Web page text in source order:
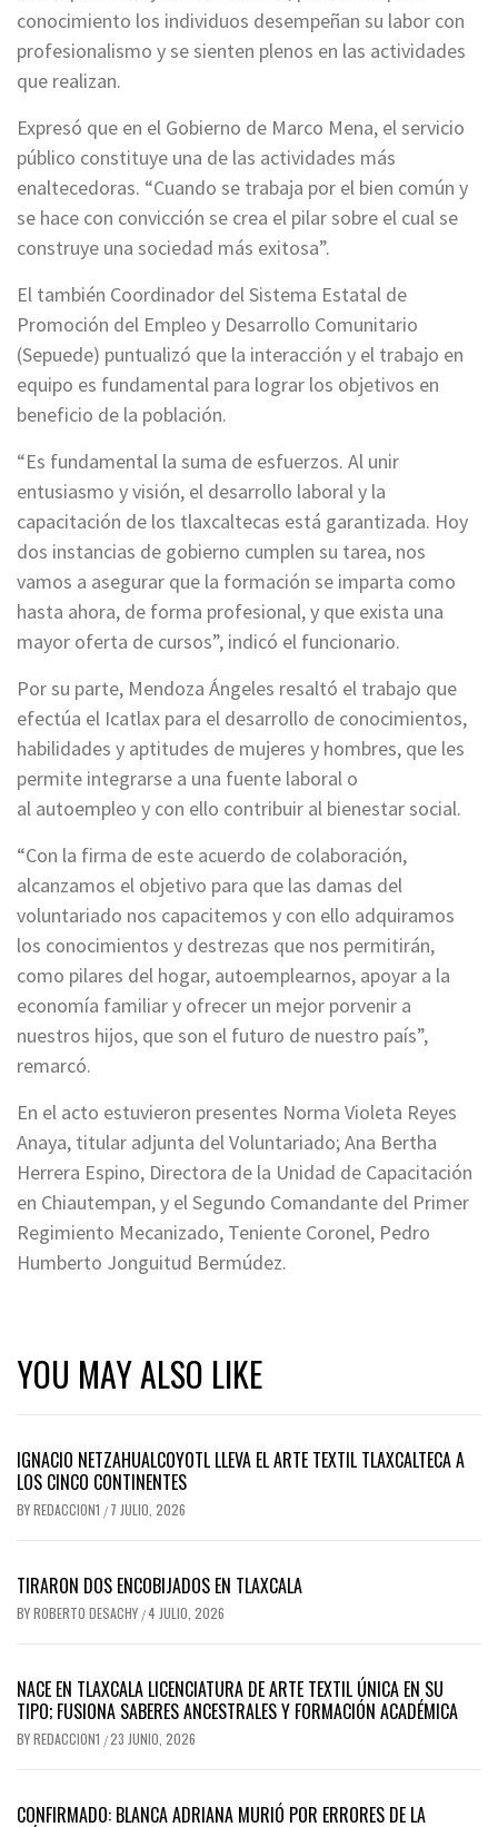
conocimiento los individuos desempeñan su labor con
profesionalismo y se sienten plenos en las actividades
que realizan.
Expresó que en el Gobierno de Marco Mena, el servicio
público constituye una de las actividades más
enaltecedoras. “Cuando se trabaja por el bien común y
se hace con convicción se crea el pilar sobre el cual se
construye una sociedad más exitosa”.
El también Coordinador del Sistema Estatal de
Promoción del Empleo y Desarrollo Comunitario
(Sepuede) puntualizó que la interacción y el trabajo en
equipo es fundamental para lograr los objetivos en
beneficio de la población.
“Es fundamental la suma de esfuerzos. Al unir
entusiasmo y visión, el desarrollo laboral y la
capacitación de los tlaxcaltecas está garantizada. Hoy
dos instancias de gobierno cumplen su tarea, nos
vamos a asegurar que la formación se imparta como
hasta ahora, de forma profesional, y que exista una
mayor oferta de cursos”, indicó el funcionario.
Por su parte, Mendoza Ángeles resaltó el trabajo que
efectúa el Icatlax para el desarrollo de conocimientos,
habilidades y aptitudes de mujeres y hombres, que les
permite integrarse a una fuente laboral o
al autoempleo y con ello contribuir al bienestar social.
“Con la firma de este acuerdo de colaboración,
alcanzamos el objetivo para que las damas del
voluntariado nos capacitemos y con ello adquiramos
los conocimientos y destrezas que nos permitirán,
como pilares del hogar, autoemplearnos, apoyar a la
economía familiar y ofrecer un mejor porvenir a
nuestros hijos, que son el futuro de nuestro país”,
remarcó.
En el acto estuvieron presentes Norma Violeta Reyes
Anaya, titular adjunta del Voluntariado; Ana Bertha
Herrera Espino, Directora de la Unidad de Capacitación
en Chiautempan, y el Segundo Comandante del Primer
Regimiento Mecanizado, Teniente Coronel, Pedro
Humberto Jonguitud Bermúdez.
YOU MAY ALSO LIKE
IGNACIO NETZAHUALCOYOTL LLEVA EL ARTE TEXTIL TLAXCALTECA A
LOS CINCO CONTINENTES
BYREDACCION1 / 7 JULIO, 2026
TIRARON DOS ENCOBIJADOS EN TLAXCALA
BYROBERTO DESACHY /4 JULIO, 2026
NACE EN TLAXCALA LICENCIATURA DE ARTE TEXTIL ÚNICA EN SU
TIPO; FUSIONA SABERES ANCESTRALES Y FORMACIÓN ACADÉMICA
BYREDACCION1 /23 JUNIO, 2026
CONFIRMADO: BLANCA ADRIANA MURIÓ POR ERRORES DE LA